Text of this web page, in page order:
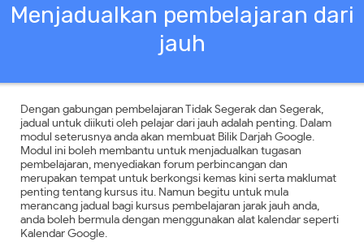
Menjadualkan pembelajaran dari
jauh
Dengan gabungan pembelajaran Tidak Segerak dan Segerak,
jadual untuk diikuti oleh pelajar dari jauh adalah penting. Dalam
modul seterusnya anda akan membuat Bilik Darjah Google.
Modul ini boleh membantu untuk menjadualkan tugasan
pembelajaran, menyediakan forum perbincangan dan
merupakan tempat untuk berkongsi kemas kini serta maklumat
penting tentang kursus itu. Namun begitu untuk mula
merancang jadual bagi kursus pembelajaran jarak jauh anda,
anda boleh bermula dengan menggunakan alat kalendar seperti
Kalendar Google.